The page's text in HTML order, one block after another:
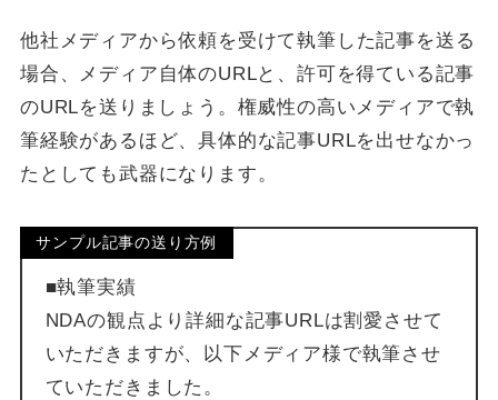
他社メディアから依頼を受けて執筆した記事を送る
場合、メディア自体のURLと、許可を得ている記事
のURLを送りましょう。権威性の高いメディアで執
筆経験があるほど、具体的な記事URLを出せなかっ
たとしても武器になります。
サンプル記事の送り方例
■執筆実績
NDAの観点より詳細な記事URLは割愛させて
いただきますが、以下メディア様で執筆させ
ていただきました。